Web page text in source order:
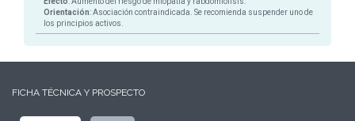
Orientación: Asociación contraindicada. Se recomienda suspender uno de
los principios activos.
FICHA TÉCNICA Y PROSPECTO